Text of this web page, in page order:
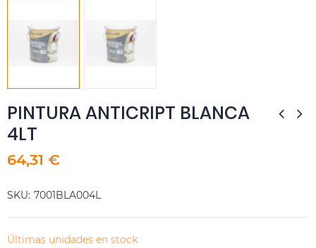
PINTURA ANTICRIPT BLANCA
4LT
64,31 €
SKU 7001BLA004L
Últimas unidades en stock